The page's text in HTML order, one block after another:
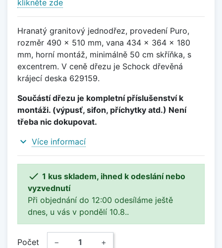
klikněte zde
Hranatý granitový jednodřez, provedení Puro,
rozměr 490 x 510 mm, vana 434 x 364 x 180
mm, horní montáž, minimálně 50 cm skříňka, s
excentrem. V ceně dřezu je Schock dřevěná
krájecí deska 629159.
Součástí dřezu je kompletní příslušenství k
montáži. (výpusť, sifon, příchytky atd.) Není
třeba nic dokupovat.
expand_more Více informací
 1 kus skladem, ihned k odeslání nebo
vyzvednutí
Při objednání do 12:00 odesíláme ještě
dnes, u vás v pondělí 10.8..
Počet − +